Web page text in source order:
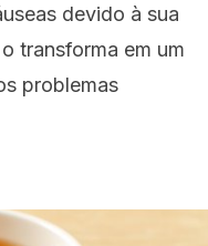
devido à sua
transforma em um
problemas